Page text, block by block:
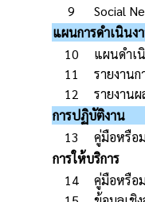
9
Social
แผนการดำเนินง
10
แผนดำเ
11
รายงาน
12
รายงาน
การปฏิบัติงาน
13
คู่มือหรือ
การให้บริการ
14
คู่มือหรือ